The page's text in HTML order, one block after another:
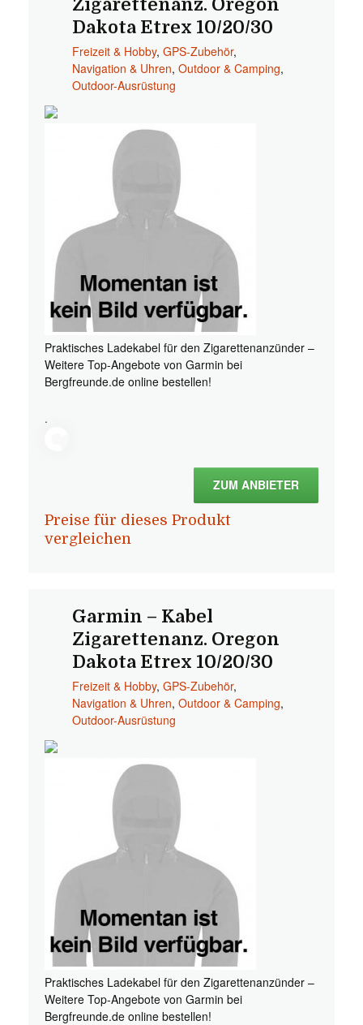
Zigarettenanz. Oregon
Dakota Etrex 10/20/30
Freizeit & Hobby, GPS-Zubehör,
Navigation & Uhren, Outdoor & Camping,
Outdoor-Ausrüstung
Praktisches Ladekabel für den Zigarettenanzünder –
Weitere Top-Angebote von Garmin bei
Bergfreunde.de online bestellen!
.
ZUM ANBIETER
Preise für dieses Produkt
vergleichen
Garmin – Kabel
Zigarettenanz. Oregon
Dakota Etrex 10/20/30
Freizeit & Hobby, GPS-Zubehör,
Navigation & Uhren, Outdoor & Camping,
Outdoor-Ausrüstung
Praktisches Ladekabel für den Zigarettenanzünder –
Weitere Top-Angebote von Garmin bei
Bergfreunde.de online bestellen!